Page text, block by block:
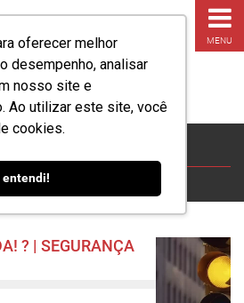
oferecer melhor
desempenho, analisar
nosso site e
Ao utilizar este site, você
cookies.
entendi!
MENU
? | SEGURANÇA